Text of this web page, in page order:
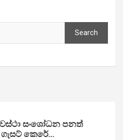
Search
සංශෝධන පනත්
කෙරේ…